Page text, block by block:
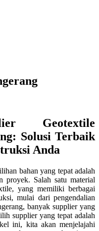
Geotextile
Solusi Terbaik
Anda
bahan yang tepat adalah
proyek. Salah satu material
yang memiliki berbagai
mulai dari pengendalian
banyak supplier yang
supplier yang tepat adalah
ini, kita akan menjelajahi